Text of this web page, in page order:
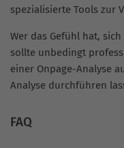
spezialisierte Tools zur
Wer das Gefühl hat,
sollte unbedingt
einer Onpage-Analyse
Analyse durchführen
FAQ